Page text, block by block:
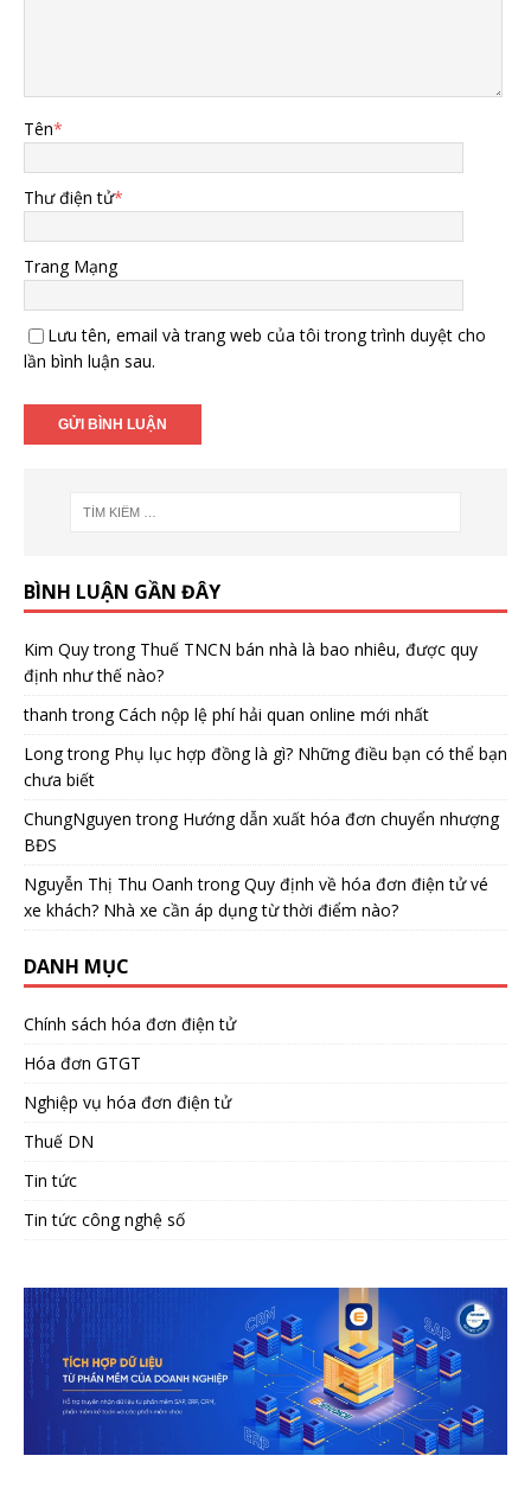
Tên*
Thư điện tử*
Trang Mạng
Lưu tên, email và trang web của tôi trong trình duyệt cho
lần bình luận sau.
BÌNH LUẬN GẦN ĐÂY
Kim Quytrong Thuế TNCN bán nhà là bao nhiêu, được quy
định như thế nào?
thanh trongCách nộp lệ phí hải quan online mới nhất
Longtrong Phụ lục hợp đồng là gì? Những điều bạn có thể bạn
chưa biết
ChungNguyen trong Hướng dẫn xuất hóa đơn chuyển nhượng
BĐS
Nguyễn Thị Thu Oanh trongQuy định về hóa đơn điện tử vé
xe khách? Nhà xe cần áp dụng từ thời điểm nào?
DANH MỤC
Chính sách hóa đơn điện tử
Hóa đơn GTGT
Nghiệp vụ hóa đơn điện tử
Thuế DN
Tin tức
Tin tức công nghệ số